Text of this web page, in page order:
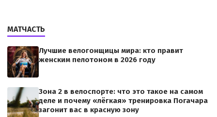
МАТЧАСТЬ
Лучшие велогонщицы мира: кто правит
женским пелотоном в 2026 году
Зона 2 в велоспорте: что это такое на самом
деле и почему «лёгкая» тренировка Погачара
загонит вас в красную зону